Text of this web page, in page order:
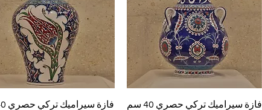
العرض السريع
فازة سيراميك تركي حصري 40 سم
العرض السريع
فازة سيراميك تركي حصري 40 سم